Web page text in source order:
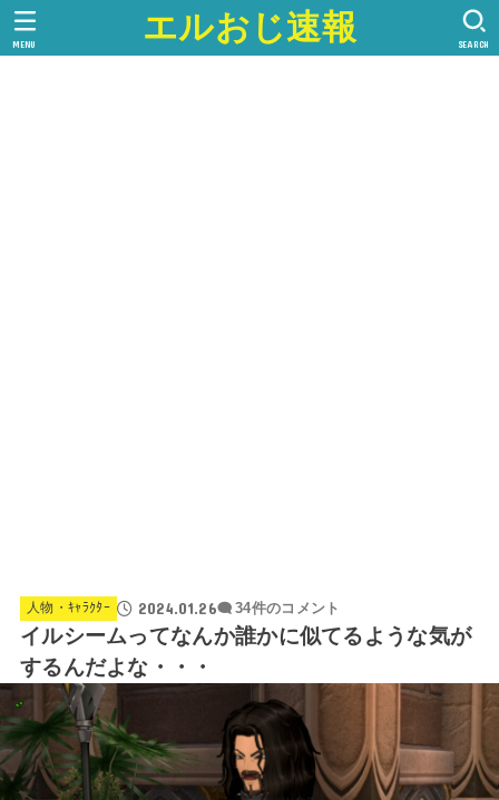
エルおじ速報 SEARCH
MENU
人物・ｷｬﾗｸﾀｰ 2024.01.26 34件のコメント
イルシームってなんか誰かに似てるような気が
するんだよな・・・